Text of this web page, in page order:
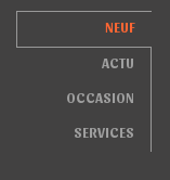
NEUF
ACTU
OCCASION
SERVICES